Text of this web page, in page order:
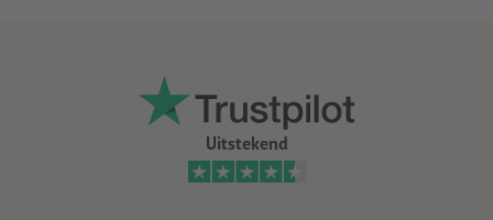
Uitstekend